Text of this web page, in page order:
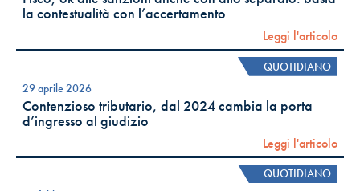
la contestualità con l’accertamento
Leggi l'articolo
QUOTIDIANO
29 aprile 2026
Contenzioso tributario, dal 2024 cambia la porta
d’ingresso al giudizio
Leggi l'articolo
QUOTIDIANO